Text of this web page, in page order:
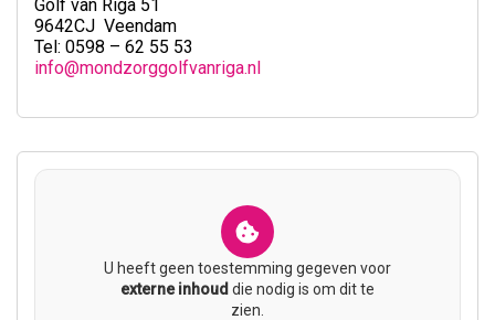
Golf van Riga 51
9642CJ Veendam
Tel: 0598 – 62 55 53
info@mondzorggolfvanriga.nl
U heeft geen toestemming gegeven voor
externe inhoud die nodig is om dit te
zien.